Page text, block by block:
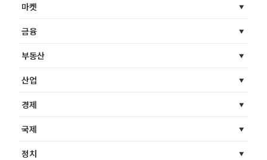
마켓
금융
부동산
산업
경제
국제
정치